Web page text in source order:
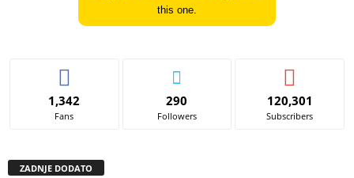
this one.
1,342
Fans
290
Followers
120,301
Subscribers
ZADNJE DODATO